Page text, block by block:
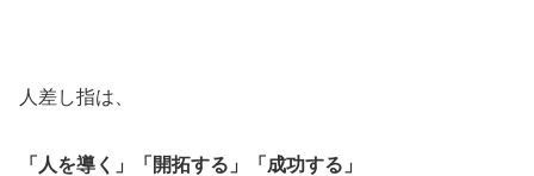
人差し指は、
「人を導く」「開拓する」「成功する」